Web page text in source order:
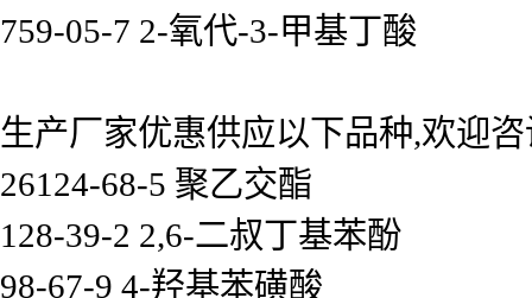
759-05-7 2-氧代-3-甲基丁酸
生产厂家优惠供应以下品种,欢迎
26124-68-5 聚乙交酯
128-39-2 2,6-二叔丁基苯酚
98-67-9 4-羟基苯磺酸